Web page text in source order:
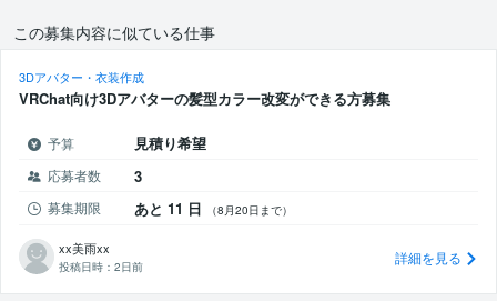
この募集内容に似ている仕事
3Dアバター・衣装作成
VRChat向け3Dアバターの髪型カラー改変ができる方募集
予算 見積り希望
応募者数 3
募集期限 あと 11 日 （8月20日まで）
xx美雨xx
投稿日時： 2日前 詳細を見る